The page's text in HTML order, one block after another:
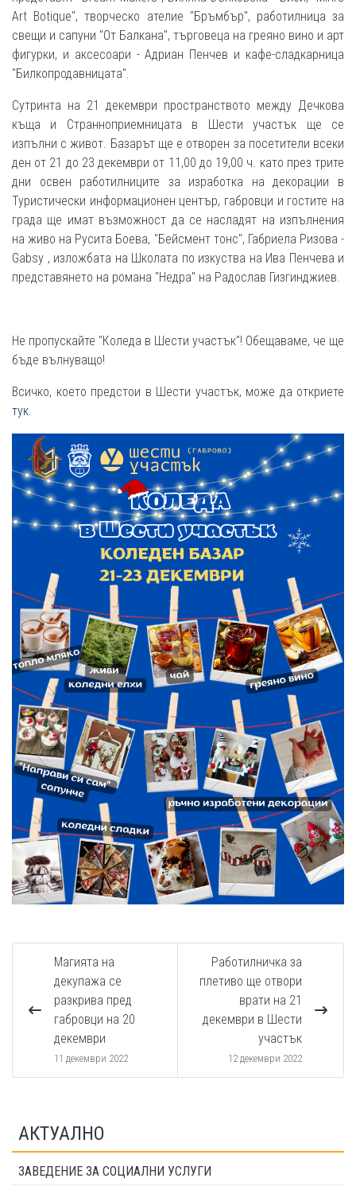
Art Botiquе", творческо ателие "Бръмбър", работилница за
свещи и сапуни "От Балкана", търговеца на греяно вино и арт
фигурки, и аксесоари - Адриан Пенчев и кафе-сладкарница
"Билкопродавницата".
Сутринта на 21 декември пространството между Дечкова
къща и Странноприемницата в Шести участък ще се
изпълни с живот. Базарът ще е отворен за посетители всеки
ден от 21 до 23 декември от 11,00 до 19,00 ч. като през трите
дни освен работилниците за изработка на декорации в
Туристически информационен център, габровци и гостите на
града ще имат възможност да се насладят на изпълнения
на живо на Русита Боева, "Бейсмент тонс", Габриела Ризова -
Gabsy , изложбата на Школата по изкуства на Ива Пенчева и
представянето на романа "Недра" на Радослав Гизгинджиев.
Не пропускайте "Коледа в Шести участък"! Обещаваме, че ще
бъде вълнуващо!
Всичко, което предстои в Шести участък, може да откриете
тук.
Магията на
декупажа се
разкрива пред
габровци на 20
декември
11 декември 2022
Работилничка за
плетиво ще отвори
врати на 21
декември в Шести
участък
12 декември 2022
АКТУАЛНО
ЗАВЕДЕНИЕ ЗА СОЦИАЛНИ УСЛУГИ